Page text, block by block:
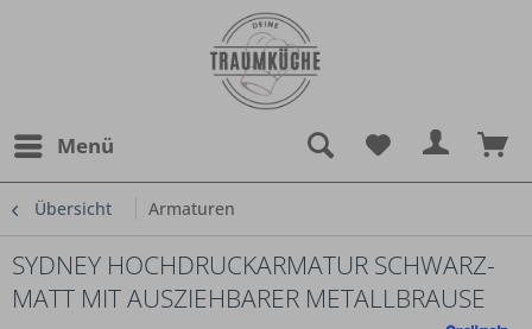
Menü
Übersicht Armaturen
SYDNEY HOCHDRUCKARMATUR SCHWARZ-
MATT MIT AUSZIEHBARER METALLBRAUSE